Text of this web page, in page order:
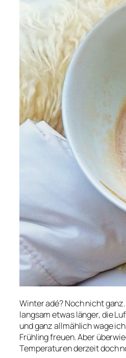
Winter adé? Noch nicht
langsam etwas länger, die
und ganz allmählich wage
Frühling freuen. Aber
Temperaturen derzeit doch